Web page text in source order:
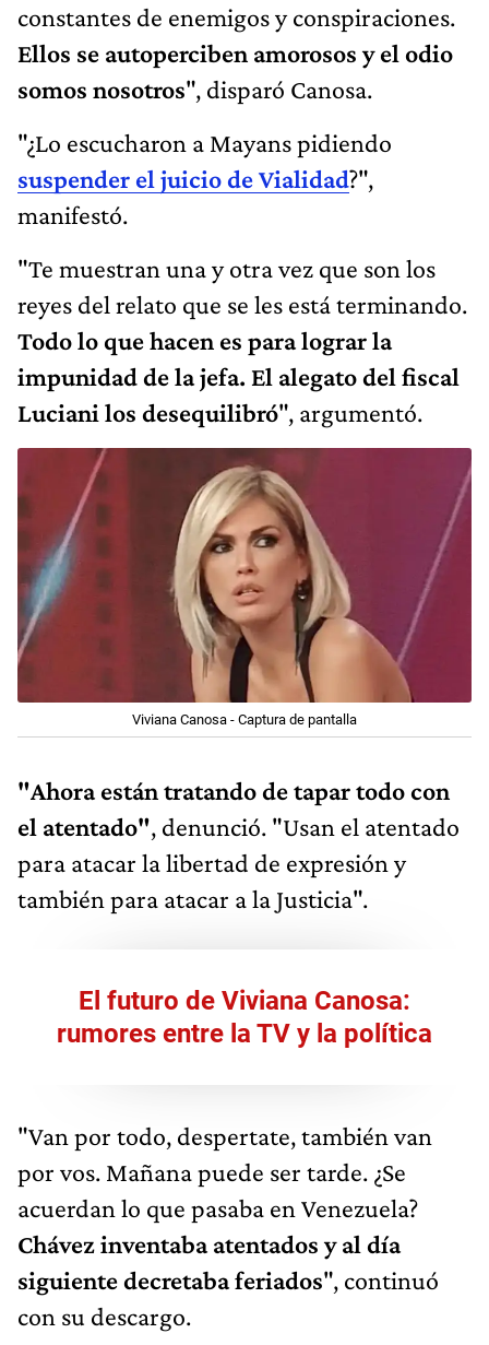
constantes de enemigos y conspiraciones.
Ellos se autoperciben amorosos y el odio
somos nosotros", disparó Canosa.
"¿Lo escucharon a Mayans pidiendo
suspender el juicio de Vialidad?",
manifestó.
"Te muestran una y otra vez que son los
reyes del relato que se les está terminando.
Todo lo que hacen es para lograr la
impunidad de la jefa. El alegato del fiscal
Luciani los desequilibró", argumentó.
Viviana Canosa - Captura de pantalla
"Ahora están tratando de tapar todo con
el atentado", denunció. "Usan el atentado
para atacar la libertad de expresión y
también para atacar a la Justicia".
El futuro de Viviana Canosa:
rumores entre la TV y la política
"Van por todo, despertate, también van
por vos. Mañana puede ser tarde. ¿Se
acuerdan lo que pasaba en Venezuela?
Chávez inventaba atentados y al día
siguiente decretaba feriados", continuó
con su descargo.